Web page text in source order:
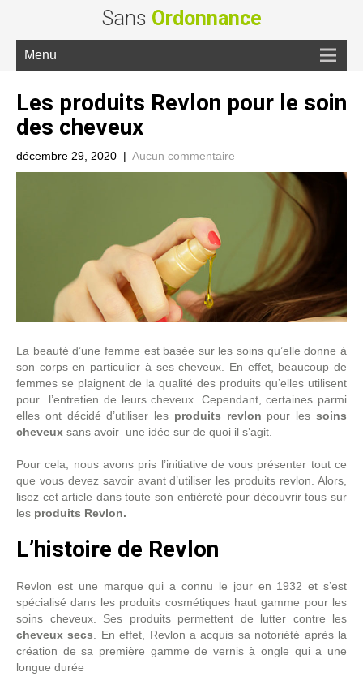
Sans Ordonnance
Menu
Les produits Revlon pour le soin
des cheveux
décembre 29, 2020 | Aucun commentaire
La beauté d’une femme est basée sur les soins qu’elle donne à
son corps en particulier à ses cheveux. En effet, beaucoup de
femmes se plaignent de la qualité des produits qu’elles utilisent
pour l’entretien de leurs cheveux. Cependant, certaines parmi
elles ont décidé d’utiliser les produits revlon pour lessoins
cheveux sans avoir une idée sur de quoi il s’agit.
Pour cela, nous avons pris l’initiative de vous présenter tout ce
que vous devez savoir avant d’utiliser les produits revlon. Alors,
lisez cet article dans toute son entièreté pour découvrir tous sur
les produits Revlon.
L’histoire de Revlon
Revlon est une marque qui a connu le jour en 1932 et s’est
spécialisé dans les produits cosmétiques haut gamme pour les
soins cheveux. Ses produits permettent de lutter contre les
cheveux secs . En effet, Revlon a acquis sa notoriété après la
création de sa première gamme de vernis à ongle qui a une
longue durée